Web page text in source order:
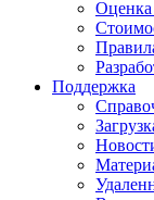
Оценка
Поддержка